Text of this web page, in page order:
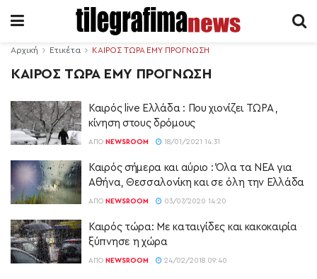
Αρχική Ετικέτα ΚΑΙΡΟΣ ΤΩΡΑ ΕΜΥ ΠΡΟΓΝΩΣΗ
ΚΑΙΡΟΣ ΤΩΡΑ ΕΜΥ ΠΡΟΓΝΩΣΗ
Καιρός live Ελλάδα : Που χιονίζει ΤΩΡΑ ,
κίνηση στους δρόμους
ΑΠΌ NEWSROOM 18/01/2021 14:31
Καιρός σήμερα και αύριο : Όλα τα ΝΕΑ για
Αθήνα, Θεσσαλονίκη και σε όλη την Ελλάδα
ΑΠΌ NEWSROOM 03/07/2020 14:20
Καιρός τώρα: Με καταιγίδες και κακοκαιρία
ξύπνησε η χώρα
ΑΠΌ NEWSROOM 24/02/2018 09:40